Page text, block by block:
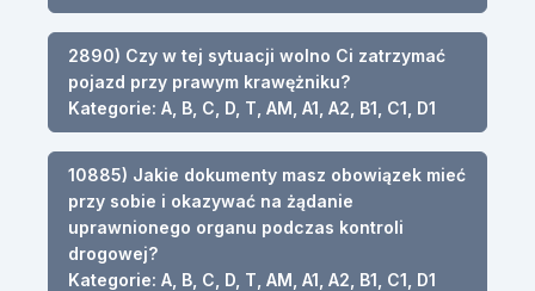
2890) Czy w tej sytuacji wolno Ci zatrzymać
pojazd przy prawym krawężniku?
Kategorie: A, B, C, D, T, AM, A1, A2, B1, C1, D1
10885) Jakie dokumenty masz obowiązek mieć
przy sobie i okazywać na żądanie
uprawnionego organu podczas kontroli
drogowej?
Kategorie: A, B, C, D, T, AM, A1, A2, B1, C1, D1